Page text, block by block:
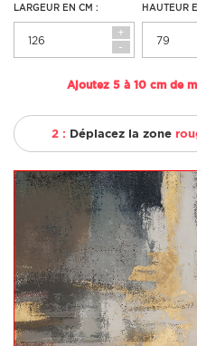
LARGEUR EN CM :
+
-
HAUTEUR
Ajoutez 5 à 10 cm de
2 : Déplacez la zone